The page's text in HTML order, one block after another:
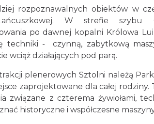
rozpoznawalnych obiektów w
W strefie szybu
po dawnej kopalni Królowa
techniki - czynną, zabytkową
wciąż działających pod parą.
plenerowych Sztolni należą
zaprojektowane dla całej
związane z czterema żywiołami,
historyczne i współczesne